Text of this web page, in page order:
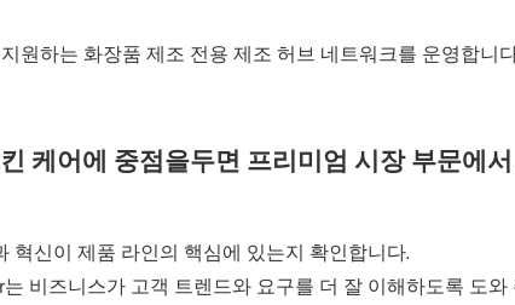
원하는 화장품 제조 전용 제조 허브 네트워크를 운영합니
케어에 중점을두면 프리미엄 시장 부문에
신이 제품 라인의 핵심에 있는지 확인합니다.
비즈니스가 고객 트렌드와 요구를 더 잘 이해하도록 도